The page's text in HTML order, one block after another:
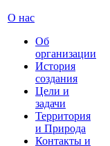
О нас
Об
организации
История
создания
Цели и
задачи
Территория
и Природа
Контакты и